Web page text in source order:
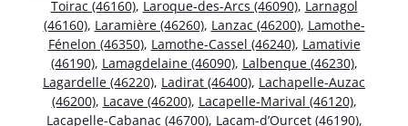
Toirac (46160), Laroque-des-Arcs (46090), Larnagol
(46160), Laramière (46260), Lanzac (46200), Lamothe-
Fénelon (46350), Lamothe-Cassel (46240), Lamativie
(46190), Lamagdelaine (46090), Lalbenque (46230),
Lagardelle (46220), Ladirat (46400), Lachapelle-Auzac
(46200), Lacave (46200), Lacapelle-Marival (46120),
Lacapelle-Cabanac (46700), Lacam-d’Ourcet (46190),